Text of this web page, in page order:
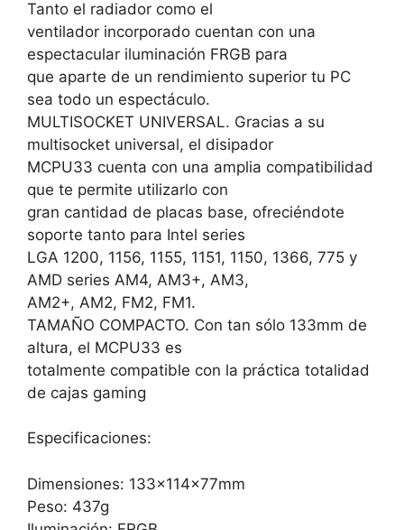
Tanto el radiador como el
ventilador incorporado cuentan con una
espectacular iluminación FRGB para
que aparte de un rendimiento superior tu PC
sea todo un espectáculo.
MULTISOCKET UNIVERSAL. Gracias a su
multisocket universal, el disipador
MCPU33 cuenta con una amplia compatibilidad
que te permite utilizarlo con
gran cantidad de placas base, ofreciéndote
soporte tanto para Intel series
LGA 1200, 1156, 1155, 1151, 1150, 1366, 775 y
AMD series AM4, AM3+, AM3,
AM2+, AM2, FM2, FM1.
TAMAÑO COMPACTO. Con tan sólo 133mm de
altura, el MCPU33 es
totalmente compatible con la práctica totalidad
de cajas gaming
Especificaciones:
Dimensiones: 133x114x77mm
Peso: 437g